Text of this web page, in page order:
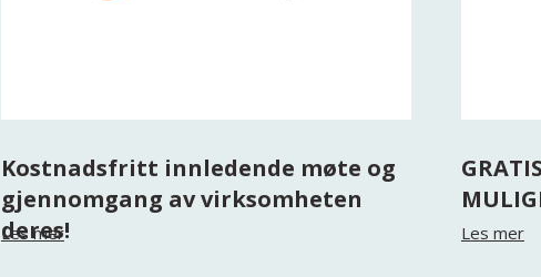
Kostnadsfritt innledende møte og
gjennomgang av virksomheten
deres!
Les mer Les mer